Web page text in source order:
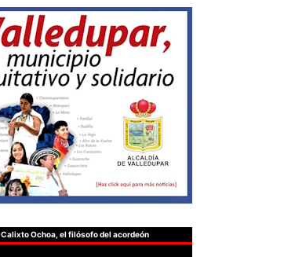
Calixto Ochoa, el filósofo del acordeón